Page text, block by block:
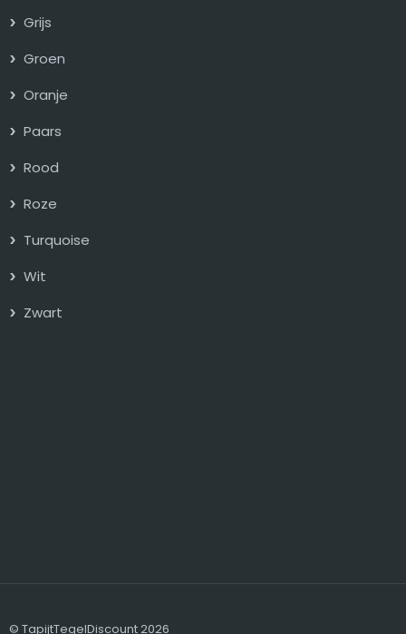
Grijs
Groen
Oranje
Paars
Rood
Roze
Turquoise
Wit
Zwart
© TapijtTegelDiscount 2026